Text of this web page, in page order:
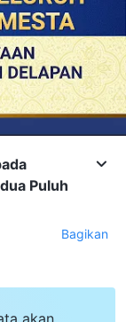
Puluh
Bagikan
akan